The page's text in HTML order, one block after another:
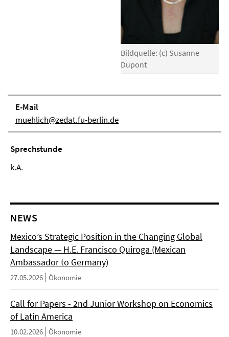
Bildquelle: (c) Susanne
Dupont
E-Mail
muehlich@zedat.fu-berlin.de
Sprechstunde
k.A.
NEWS
Mexico’s Strategic Position in the Changing Global
Landscape — H.E. Francisco Quiroga (Mexican
Ambassador to Germany)
27.05.2026 Ökonomie
Call for Papers - 2nd Junior Workshop on Economics
of Latin America
10.02.2026 Ökonomie